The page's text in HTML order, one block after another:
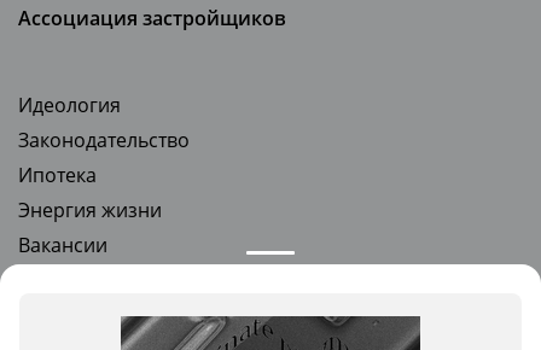
Ассоциация застройщиков
Идеология
Законодательство
Ипотека
Энергия жизни
Вакансии